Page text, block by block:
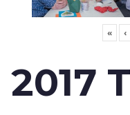
« ‹
2017